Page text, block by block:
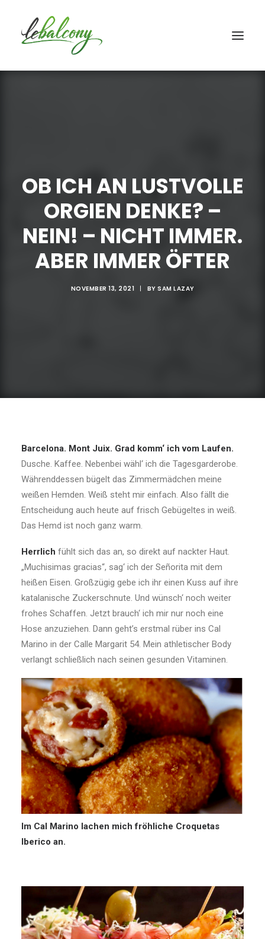
OB ICH AN LUSTVOLLE
ORGIEN DENKE? –
NEIN! – NICHT IMMER.
ABER IMMER ÖFTER
NOVEMBER 13, 2021 | BY SAM LAZAY
Barcelona. Mont Juix. Grad komm‘ ich vom Laufen.
Dusche. Kaffee. Nebenbei wähl‘ ich die Tagesgarderobe.
Währenddessen bügelt das Zimmermädchen meine
weißen Hemden. Weiß steht mir einfach. Also fällt die
Entscheidung auch heute auf frisch Gebügeltes in weiß.
Das Hemd ist noch ganz warm.
Herrlich fühlt sich das an, so direkt auf nackter Haut.
„Muchisimas gracias“, sag‘ ich der Señorita mit dem
heißen Eisen. Großzügig gebe ich ihr einen Kuss auf ihre
katalanische Zuckerschnute. Und wünsch‘ noch weiter
frohes Schaffen. Jetzt brauch‘ ich mir nur noch eine
Hose anzuziehen. Dann geht’s erstmal rüber ins Cal
Marino in der Calle Margarit 54. Mein athletischer Body
verlangt schließlich nach seinen gesunden Vitaminen.
Im Cal Marino lachen mich fröhliche Croquetas
Iberico an.